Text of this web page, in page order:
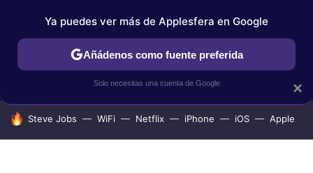
IPHONE TUTORIALES APPLESFERA SELECCIÓN
HOY SE HABLA DE
Steve Jobs WiFi Netflix iPhone iOS Apple
×
Ya puedes ver más de Applesfera en Google
Añádenos como fuente preferida
Solo necesitas una cuenta de Google